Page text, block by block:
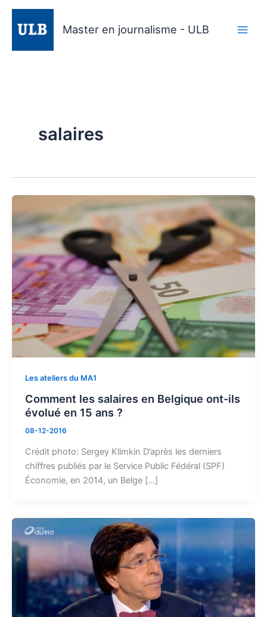
Aller
contenu
Master en journalisme - ULB
salaires
Les ateliers du MA1
Comment les salaires en Belgique ont-ils
évolué en 15 ans ?
08-12-2016
Crédit photo: Sergey Klimkin D’après les derniers
chiffres publiés par le Service Public Fédéral (SPF)
Économie, en 2014, un Belge […]